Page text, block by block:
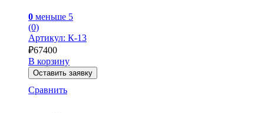
0 меньше 5
(0)
Артикул: К-13
₽67400
В корзину
Оставить заявку
Сравнить